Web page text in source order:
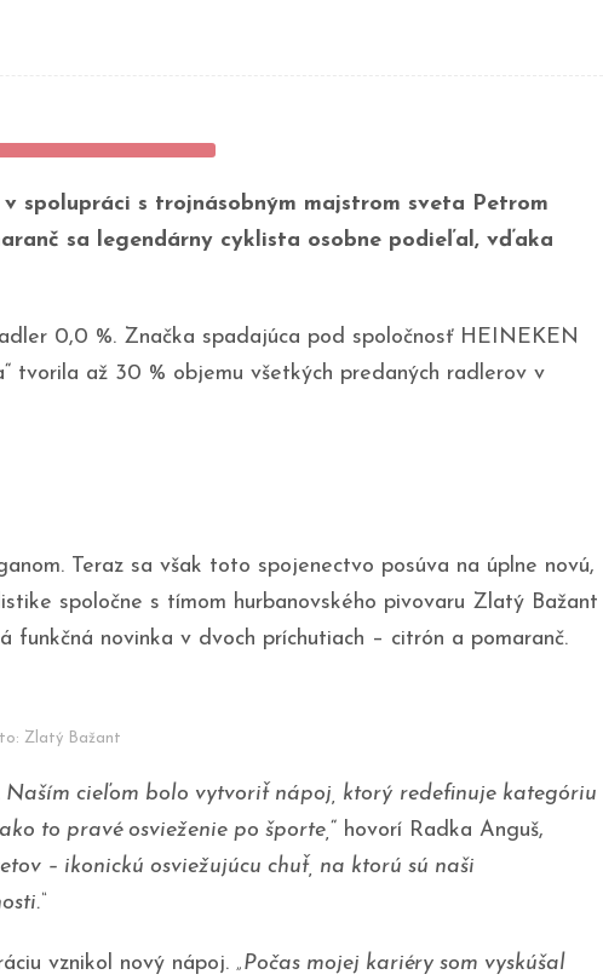
spolupráci s trojnásobným majstrom sveta Petrom
sa legendárny cyklista osobne podieľal, vďaka
0,0 %. Značka spadajúca pod spoločnosť HEINEKEN
tvorila až 30 % objemu všetkých predaných radlerov v
Teraz sa však toto spojenectvo posúva na úplne novú,
spoločne s tímom hurbanovského pivovaru Zlatý Bažant
novinka v dvoch príchutiach – citrón a pomaranč.
Zlatý Bažant
cieľom bolo vytvoriť nápoj, ktorý redefinuje kategóriu
to pravé osvieženie po športe, “ hovorí Radka Anguš,
– ikonickú osviežujúcu chuť, na ktorú sú naši
vznikol nový nápoj. „Počas mojej kariéry som vyskúšal